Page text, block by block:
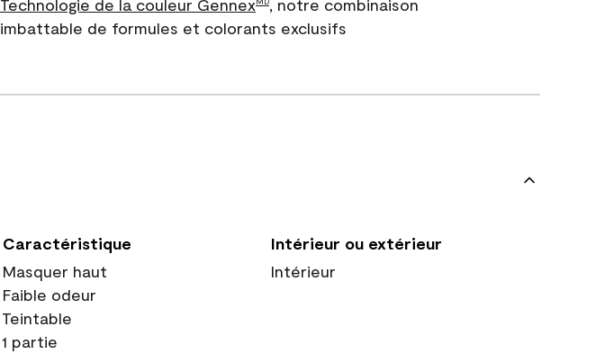
Technologie de la couleur Gennex
, notre combinaison
imbattable de formules et colorants exclusifs
Caractéristique
Masquer haut
Faible odeur
Teintable
1 partie
Intérieur ou extérieur
Intérieur